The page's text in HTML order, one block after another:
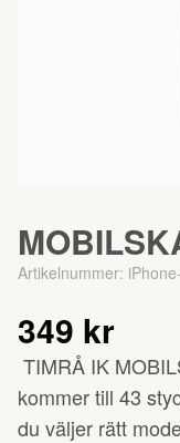
Artikelnummer:
349 kr
TIMRÅ IK
kommer till 43
du väljer rätt